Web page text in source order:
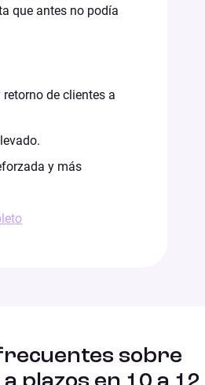
que antes no podía
de clientes a
y más
sobre